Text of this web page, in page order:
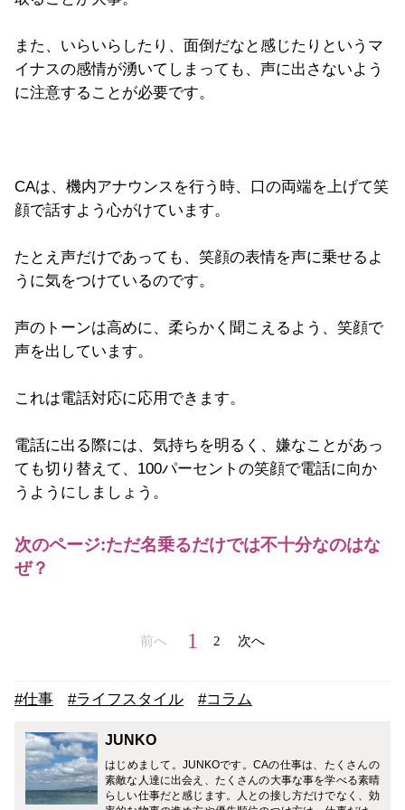
また、いらいらしたり、面倒だなと感じたりというマ
イナスの感情が湧いてしまっても、声に出さないよう
に注意することが必要です。
CAは、機内アナウンスを行う時、口の両端を上げて笑
顔で話すよう心がけています。
たとえ声だけであっても、笑顔の表情を声に乗せるよ
うに気をつけているのです。
声のトーンは高めに、柔らかく聞こえるよう、笑顔で
声を出しています。
これは電話対応に応用できます。
電話に出る際には、気持ちを明るく、嫌なことがあっ
ても切り替えて、100パーセントの笑顔で電話に向か
うようにしましょう。
次のページ:ただ名乗るだけでは不十分なのはな
ぜ？
前へ 1 2 次へ
#仕事 #ライフスタイル #コラム
JUNKO
はじめまして。JUNKOです。CAの仕事は、たくさんの
素敵な人達に出会え、たくさんの大事な事を学べる素晴
らしい仕事だと感じます。人との接し方だけでなく、効